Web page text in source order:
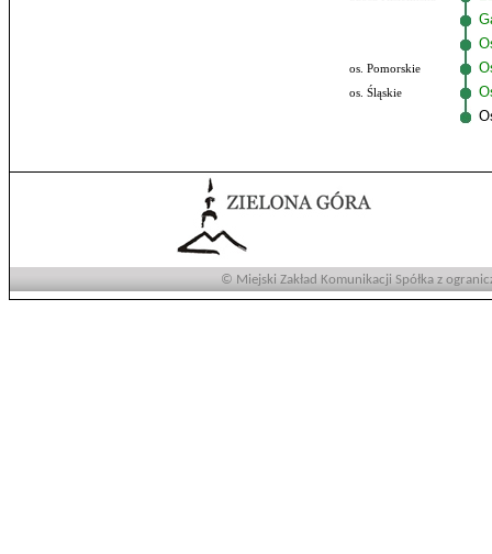
os. Pomorskie
os. Śląskie
© Miejski Zakład Komunikacji Spółka z